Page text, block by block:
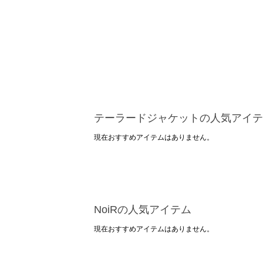
テーラードジャケットの人気アイ
現在おすすめアイテムはありません。
NoiRの人気アイテム
現在おすすめアイテムはありません。